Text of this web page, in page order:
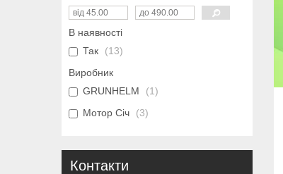
В наявності
Так
13
Виробник
GRUNHELM
1
Мотор Січ
3
Контакти